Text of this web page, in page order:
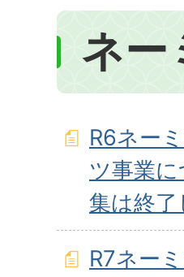
ネー
R6ネー
ツ事業
集は終了
R7ネー